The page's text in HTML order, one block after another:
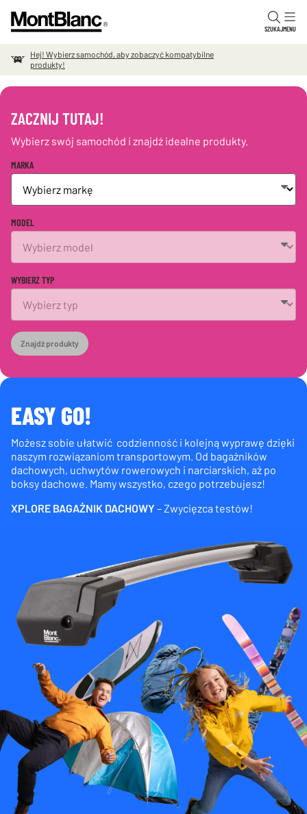
SZUKAJMENU
Hej! Wybierz samochód, aby zobaczyć kompatybilne
produkty!
EASY GO!
Możesz sobie ułatwić codzienność i kolejną wyprawę dzięki
naszym rozwiązaniom transportowym. Od bagażników
dachowych, uchwytów rowerowych i narciarskich, aż po
boksy dachowe. Mamy wszystko, czego potrzebujesz!
XPLORE BAGAŻNIK DACHOWY – Zwycięzca testów!
ZACZNIJ TUTAJ!
Wybierz swój samochód i znajdź idealne produkty.
MARKA
MODEL
WYBIERZ TYP
Znajdź produkty